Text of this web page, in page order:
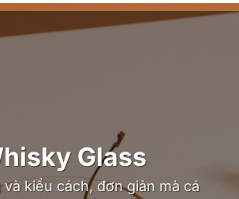
Glass
kiểu cách, đơn giản mà cá